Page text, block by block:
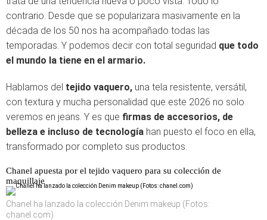
contrario. Desde que se popularizara masivamente en la
década de los 50 nos ha acompañado todas las
temporadas. Y podemos decir con total seguridad que todo
el mundo la tiene en el armario.
Hablamos del tejido vaquero, una tela resistente, versátil,
con textura y mucha personalidad que este 2026 no solo
veremos en jeans. Y es que firmas de accesorios, de
belleza e incluso de tecnología han puesto el foco en ella,
transformado por completo sus productos.
Chanel apuesta por el tejido vaquero para su colección de
maquillaje
Chanel ha lanzado la colección Denim makeup (Fotos:
chanel.com)